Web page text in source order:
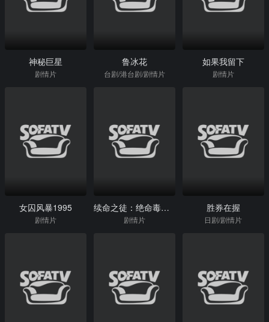
神秘巨星
剧情片
鲁冰花
台剧/港台剧/剧情片
如果我留下
剧情片
女囚风暴1995
剧情片
续命之徒：绝命毒师电影
剧情片
胜券在握
日剧/剧情片